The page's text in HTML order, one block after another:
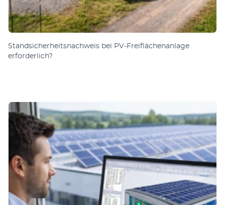
Standsicherheitsnachweis bei PV-Freiflächenanlage
erforderlich?